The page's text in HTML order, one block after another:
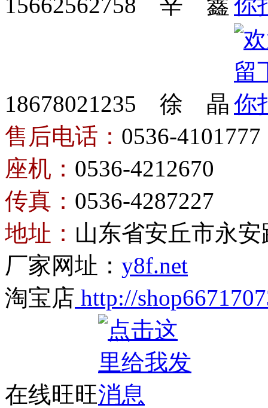
18678021235 徐 晶
售后电话： 0536-4101777
座机： 0536-4212670
传真： 0536-4287227
地址： 山东省安丘市永
厂家网址： y8f.net
淘宝店 http://
在线旺旺